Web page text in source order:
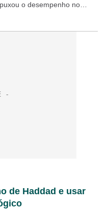
o desempenho no
de Haddad e usar